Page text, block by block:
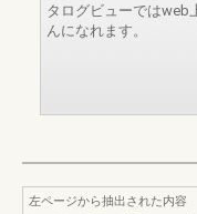
タログビューではweb
んになれます。
左ページから抽出された内容